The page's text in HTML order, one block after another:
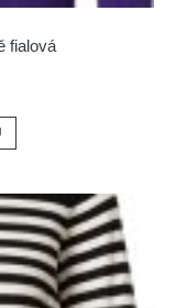
fialová